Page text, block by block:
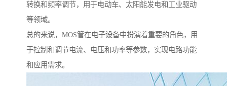
转换和频率调节，用于电动车、太阳能发电和工业驱动
等领域。
总的来说，MOS管在电子设备中扮演着重要的角色，用
于控制和调节电流、电压和功率等参数，实现电路功能
和应用需求。